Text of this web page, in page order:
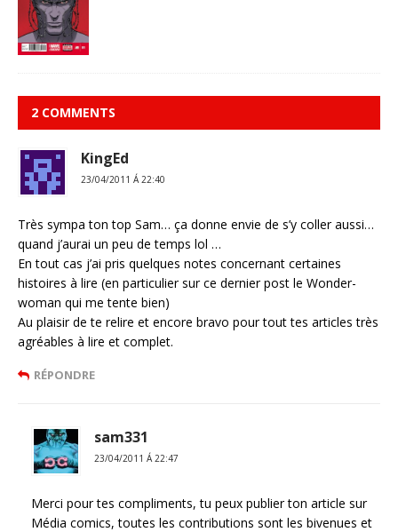
2 COMMENTS
KingEd
23/04/2011 Á 22:40
Très sympa ton top Sam… ça donne envie de s’y coller aussi…
quand j’aurai un peu de temps lol …
En tout cas j’ai pris quelques notes concernant certaines
histoires à lire (en particulier sur ce dernier post le Wonder-
woman qui me tente bien)
Au plaisir de te relire et encore bravo pour tout tes articles très
agréables à lire et complet.
RÉPONDRE
sam331
23/04/2011 Á 22:47
Merci pour tes compliments, tu peux publier ton article sur
Média comics, toutes les contributions sont les bivenues et